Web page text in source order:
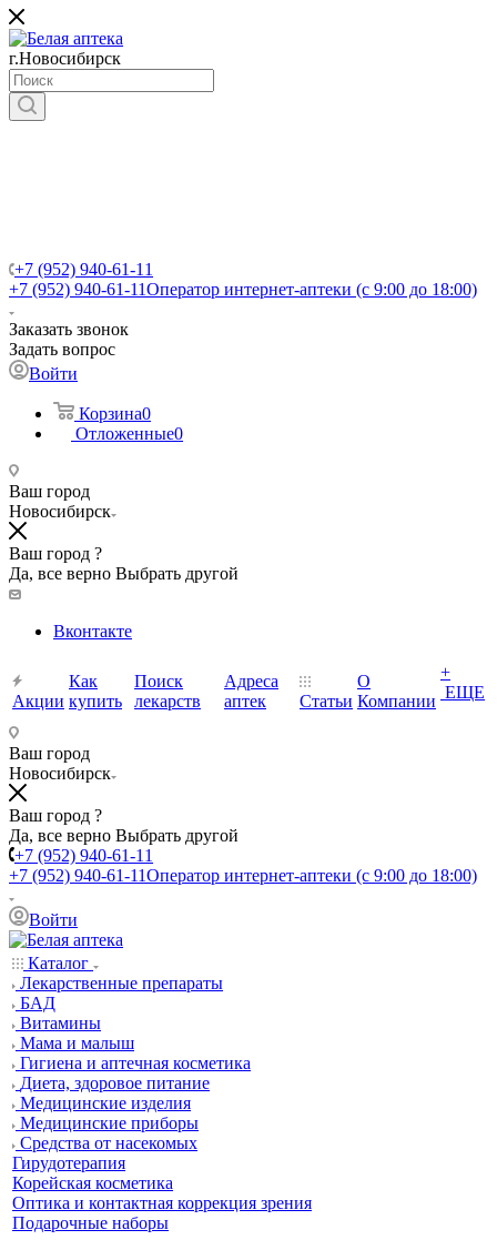
г.Новосибирск
+7 (952) 940-61-11
+7 (952) 940-61-11Оператор интернет-аптеки (с 9:00 до 18:00)
Заказать звонок
Задать вопрос
Войти
Корзина0
Отложенные0
Ваш город
Новосибирск
Ваш город ?
Да, все верно Выбрать другой
Вконтакте
Акции
Как
купить
Поиск
лекарств
Адреса
аптек
Статьи
О
Компании
+
ЕЩЕ
Ваш город
Новосибирск
Ваш город ?
Да, все верно Выбрать другой
+7 (952) 940-61-11
+7 (952) 940-61-11Оператор интернет-аптеки (с 9:00 до 18:00)
Войти
Каталог
Лекарственные препараты
БАД
Витамины
Мама и малыш
Гигиена и аптечная косметика
Диета, здоровое питание
Медицинские изделия
Медицинские приборы
Средства от насекомых
Гирудотерапия
Корейская косметика
Оптика и контактная коррекция зрения
Подарочные наборы